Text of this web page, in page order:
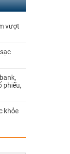
vượt
phiếu,
khỏe